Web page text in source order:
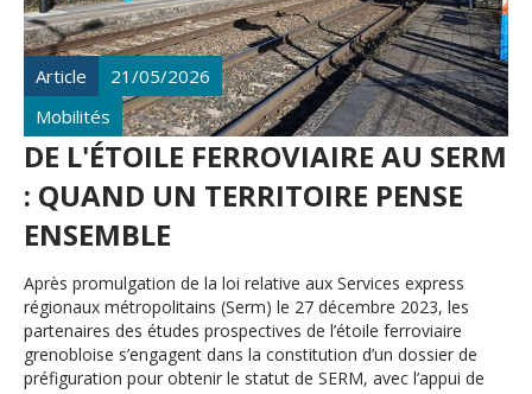
Article
21/05/2026
Mobilités
DE L'ÉTOILE FERROVIAIRE AU SERM
: QUAND UN TERRITOIRE PENSE
ENSEMBLE
Après promulgation de la loi relative aux Services express
régionaux métropolitains (Serm) le 27 décembre 2023, les
partenaires des études prospectives de l’étoile ferroviaire
grenobloise s’engagent dans la constitution d’un dossier de
préfiguration pour obtenir le statut de SERM, avec l’appui de